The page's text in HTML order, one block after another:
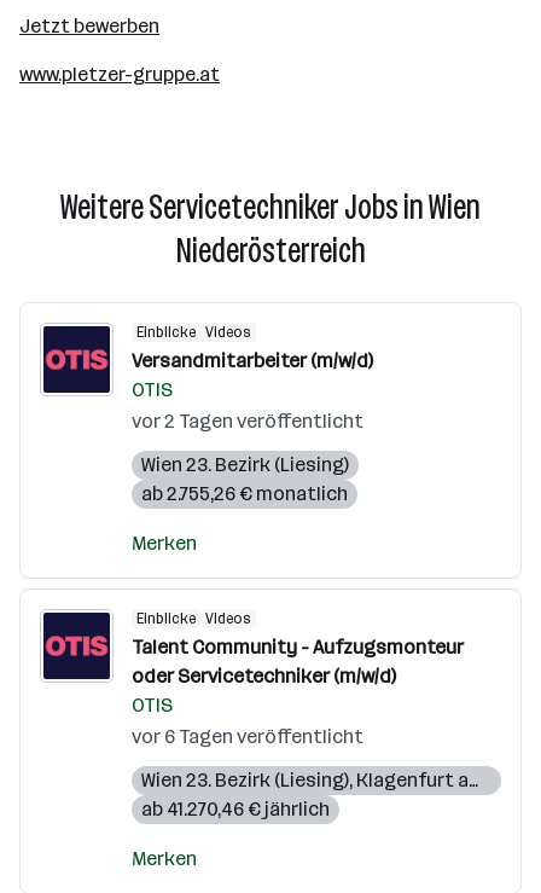
Jetzt bewerben
www.pletzer-gruppe.at
Weitere Servicetechniker Jobs in Wien
Niederösterreich
Einblicke Videos
Versandmitarbeiter (m/w/d)
OTIS
vor 2 Tagen veröffentlicht
Wien 23. Bezirk (Liesing)
ab 2.755,26 € monatlich
Merken
Einblicke Videos
Talent Community - Aufzugsmonteur
oder Servicetechniker (m/w/d)
OTIS
vor 6 Tagen veröffentlicht
Wien 23. Bezirk (Liesing), Klagenfurt am Wörthersee
ab 41.270,46 € jährlich
Merken